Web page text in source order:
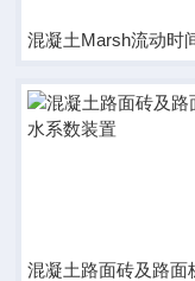
混凝土Marsh流动时
混凝土路面砖及路面